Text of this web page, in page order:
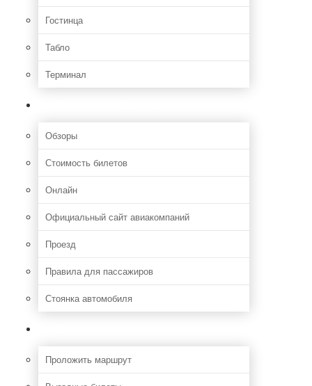
Гостинца
Табло
Терминал
Обзоры
Стоимость билетов
Онлайн
Официальный сайт авиакомпаний
Проезд
Правила для пассажиров
Стоянка автомобиля
Проложить маршрут